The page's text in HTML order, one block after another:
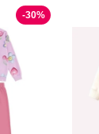
-30%